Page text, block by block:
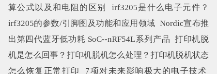
算公式以及和电阻的区别
irf3205是什么电子元件？
irf3205的参数/引脚图及功能和应用领域 Nordic宣布推
出第四代蓝牙低功耗 SoC--nRF54L系列产品 打印机脱
机是怎么回事？打印机脱机怎么处理？打印机脱机状态
怎么恢复正常打印
7项对未来影响极大的电子技术